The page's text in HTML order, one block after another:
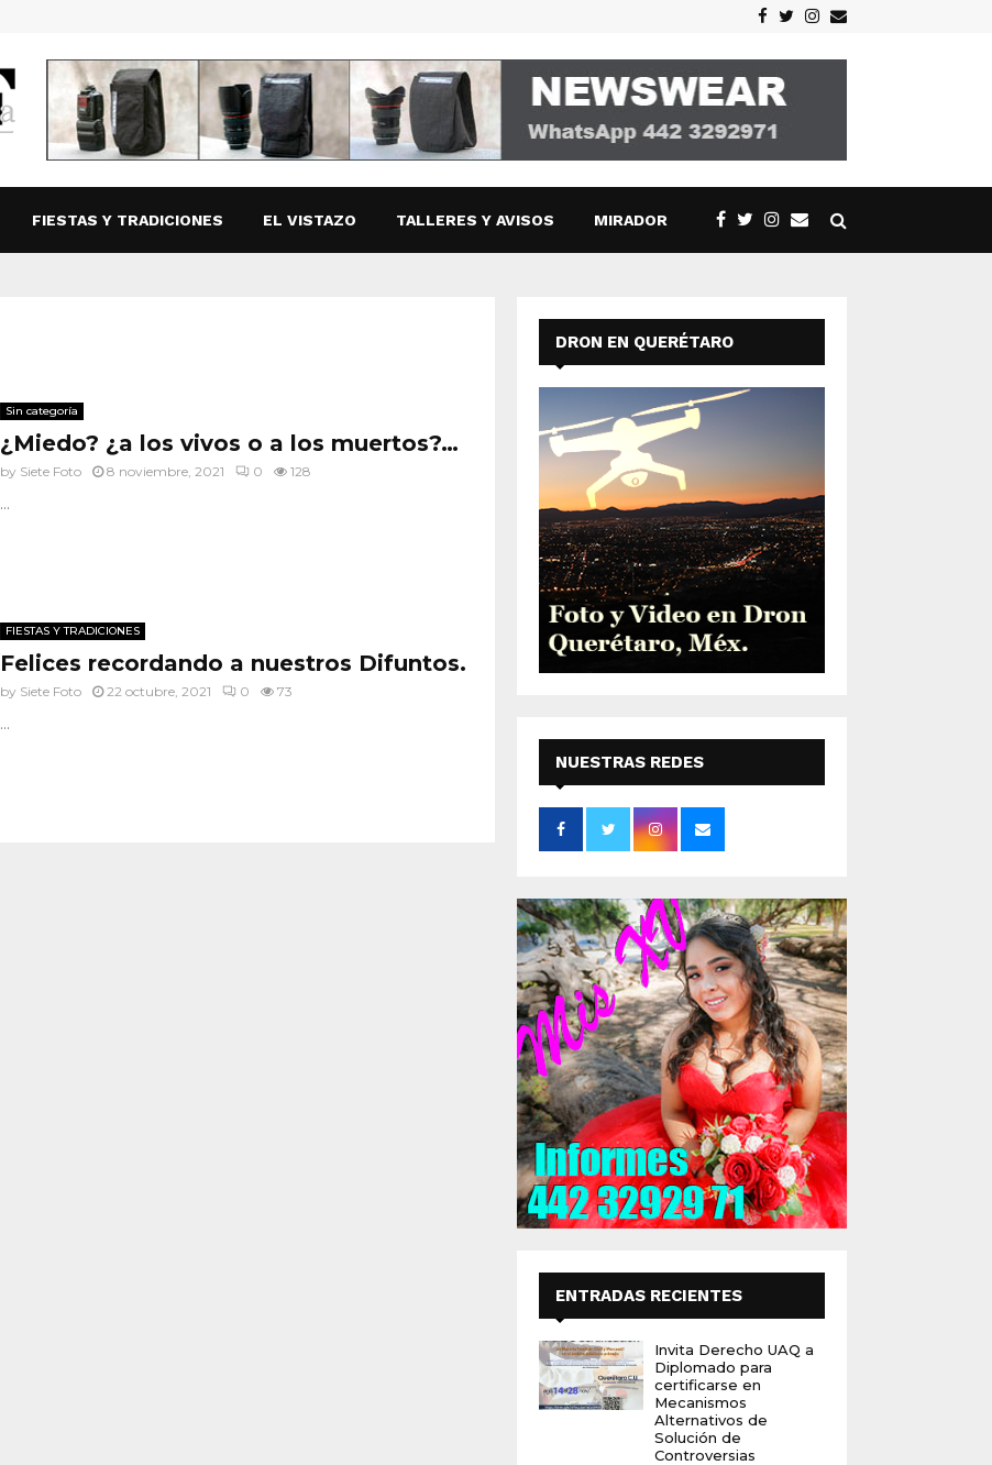
Facebook
TwitterInstagram
Email
FIESTAS Y TRADICIONES EL VISTAZO TALLERES Y AVISOS MIRADOR
Sin categoría
¿Miedo? ¿a los vivos o a los muertos?…
by Siete Foto 8 noviembre, 2021 0 128
...
FIESTAS Y TRADICIONES
Felices recordando a nuestros Difuntos.
by Siete Foto 22 octubre, 2021 0 73
...
DRON EN QUERÉTARO
NUESTRAS REDES
SOCIALES
ENTRADAS RECIENTES
Invita Derecho UAQ a
Diplomado para
certificarse en
Mecanismos
Alternativos de
Solución de
Controversias